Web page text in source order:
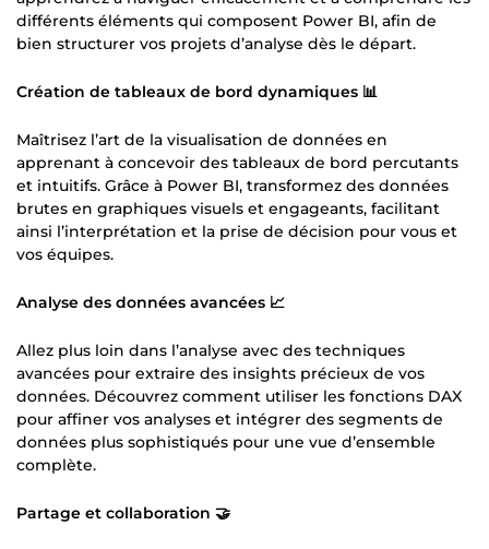
différents éléments qui composent Power BI, afin de
bien structurer vos projets d’analyse dès le départ.
Création de tableaux de bord dynamiques 📊
Maîtrisez l’art de la visualisation de données en
apprenant à concevoir des tableaux de bord percutants
et intuitifs. Grâce à Power BI, transformez des données
brutes en graphiques visuels et engageants, facilitant
ainsi l’interprétation et la prise de décision pour vous et
vos équipes.
Analyse des données avancées 📈
Allez plus loin dans l’analyse avec des techniques
avancées pour extraire des insights précieux de vos
données. Découvrez comment utiliser les fonctions DAX
pour affiner vos analyses et intégrer des segments de
données plus sophistiqués pour une vue d’ensemble
complète.
Partage et collaboration 🤝